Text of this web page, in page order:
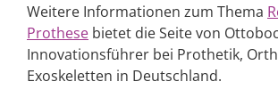
Weitere Informationen zum Thema
Prothese bietet die Seite von
Innovationsführer bei Prothetik,
Exoskeletten in Deutschland.